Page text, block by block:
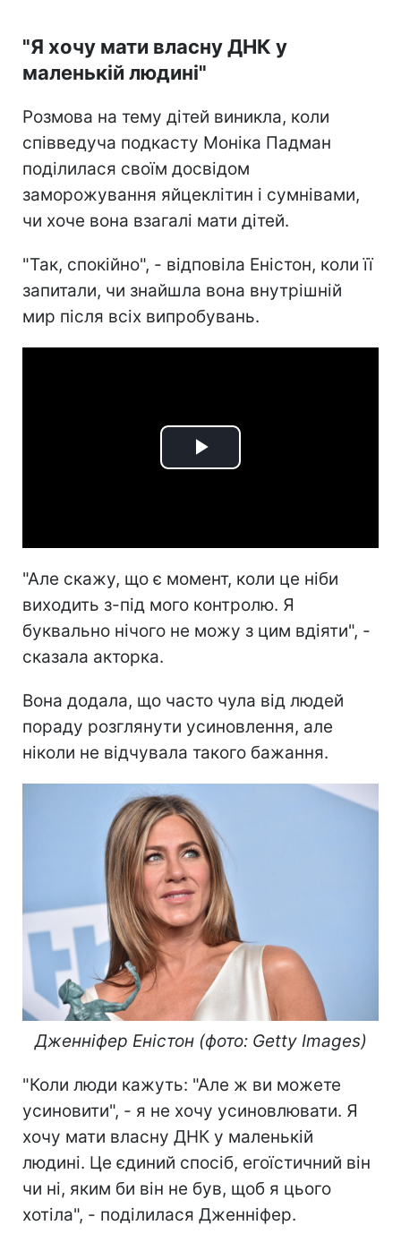
"Я хочу мати власну ДНК у
маленькій людині"
Розмова на тему дітей виникла, коли
співведуча подкасту Моніка Падман
поділилася своїм досвідом
заморожування яйцеклітин і сумнівами,
чи хоче вона взагалі мати дітей.
"Так, спокійно", - відповіла Еністон, коли її
запитали, чи знайшла вона внутрішній
мир після всіх випробувань.
Play
"Але скажу, що є момент, коли це ніби
виходить з-під мого контролю. Я
буквально нічого не можу з цим вдіяти", -
сказала акторка.
Вона додала, що часто чула від людей
пораду розглянути усиновлення, але
ніколи не відчувала такого бажання.
Дженніфер Еністон (фото: Getty Images)
"Коли люди кажуть: "Але ж ви можете
усиновити", - я не хочу усиновлювати. Я
хочу мати власну ДНК у маленькій
людині. Це єдиний спосіб, егоїстичний він
чи ні, яким би він не був, щоб я цього
хотіла", - поділилася Дженніфер.